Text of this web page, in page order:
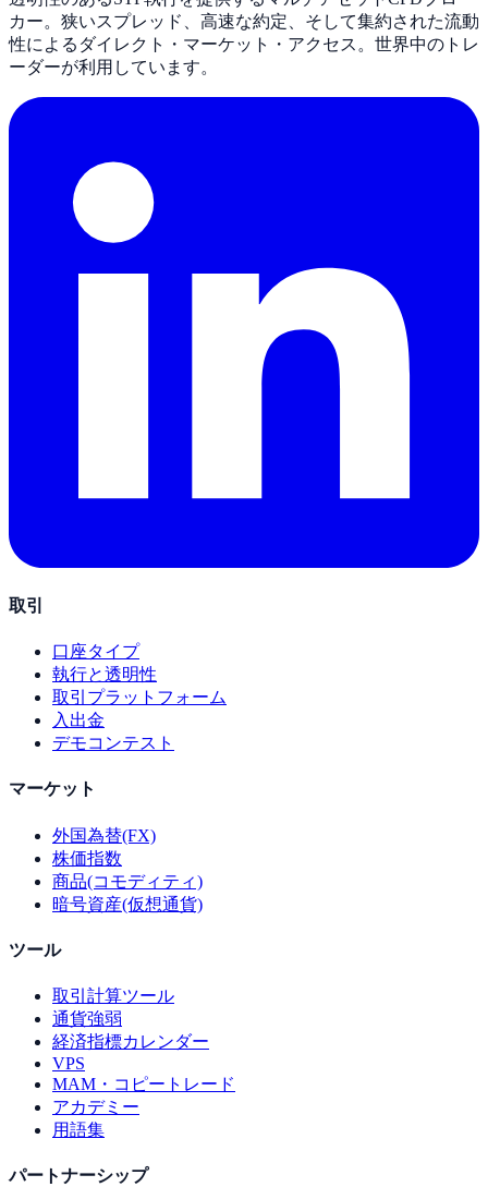
カー。狭いスプレッド、高速な約定、そして集約された流動
性によるダイレクト・マーケット・アクセス。世界中のトレ
ーダーが利用しています。
取引
口座タイプ
執行と透明性
取引プラットフォーム
入出金
デモコンテスト
マーケット
外国為替(FX)
株価指数
商品(コモディティ)
暗号資産(仮想通貨)
ツール
取引計算ツール
通貨強弱
経済指標カレンダー
VPS
MAM・コピートレード
アカデミー
用語集
パートナーシップ